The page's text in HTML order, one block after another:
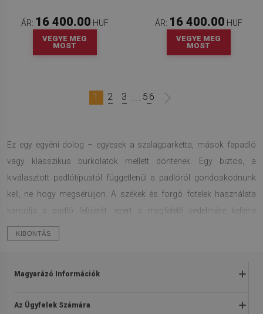
ÁR: 16 400.00 HUF
VEGYE MEG
MOST
ÁR: 16 400.00 HUF
VEGYE MEG
MOST
1 2 3 ... 56
Ez egy egyéni dolog – egyesek a szalagparketta, mások fapadló
vagy klasszikus burkolatok mellett döntenek. Egy biztos, a
kiválasztott padlótípustól függetlenül a padlóról gondoskodnunk
kell, ne hogy megsérüljön. A székek és forgó fotelek használata
karcolja a padló felületét, ezért a megfelelő védelmére kellene
gondolnunk. Hogyan csináljuk? Úgy tűnik, hogy a legjobb megoldás
egy szék alátét lesz.
Hogyan válasszunk megfelelő szőnyeget
KIBONTÁS
Magyarázó Információk
Kérdések és válaszok
Az Ügyfelek Számára